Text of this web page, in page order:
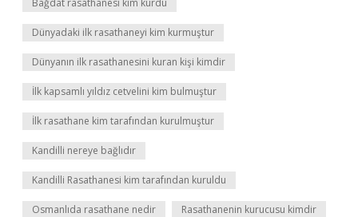
Bağdat rasathanesi kim kurdu
Dünyadaki ilk rasathaneyi kim kurmuştur
Dünyanın ilk rasathanesini kuran kişi kimdir
İlk kapsamlı yıldız cetvelini kim bulmuştur
İlk rasathane kim tarafından kurulmuştur
Kandilli nereye bağlıdır
Kandilli Rasathanesi kim tarafından kuruldu
Osmanlıda rasathane nedir Rasathanenin kurucusu kimdir